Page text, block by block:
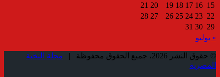
15
16
17
18
19
20
21
22
23
24
25
26
27
28
29
30
31
« يوليو
© حقوق النشر 2026، جميع الحقوق محفوظة |
مجلة النخبة
المصرية